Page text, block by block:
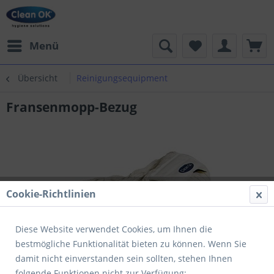
Menü
Übersicht Reinigungsequipment
Fransenmopp-Bezug
Cookie-Richtlinien
Diese Website verwendet Cookies, um Ihnen die
bestmögliche Funktionalität bieten zu können. Wenn Sie
damit nicht einverstanden sein sollten, stehen Ihnen